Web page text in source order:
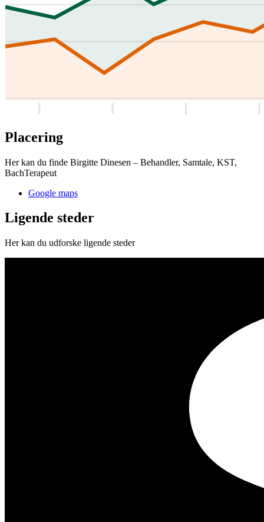
Placering
Her kan du finde Birgitte Dinesen – Behandler, Samtale, KST,
BachTerapeut
Google maps
Ligende steder
Her kan du udforske ligende steder